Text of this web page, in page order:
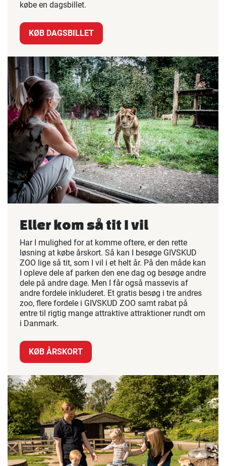
købe en dagsbillet.
KØB DAGSBILLET
Eller kom så tit I vil
Har I mulighed for at komme oftere, er den rette
løsning at købe årskort. Så kan I besøge GIVSKUD
ZOO lige så tit, som I vil i et helt år. På den måde kan
I opleve dele af parken den ene dag og besøge andre
dele på andre dage. Men I får også massevis af
andre fordele inkluderet. Et gratis besøg i tre andres
zoo, flere fordele i GIVSKUD ZOO samt rabat på
entre til rigtig mange attraktive attraktioner rundt om
i Danmark.
KØB ÅRSKORT